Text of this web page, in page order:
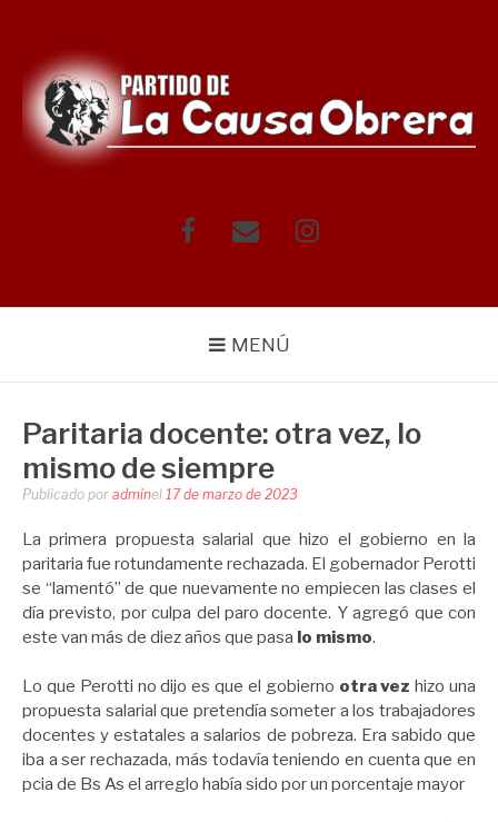
contenido
FacebookCorreo Instagram
MENÚ
Paritaria docente: otra vez, lo
mismo de siempre
Publicado por adminel 17 de marzo de 2023
La primera propuesta salarial que hizo el gobierno en la
paritaria fue rotundamente rechazada. El gobernador Perotti
se “lamentó” de que nuevamente no empiecen las clases el
día previsto, por culpa del paro docente. Y agregó que con
este van más de diez años que pasa lo mismo.
Lo que Perotti no dijo es que el gobierno otra vez hizo una
propuesta salarial que pretendía someter a los trabajadores
docentes y estatales a salarios de pobreza. Era sabido que
iba a ser rechazada, más todavía teniendo en cuenta que en
pcia de Bs As el arreglo había sido por un porcentaje mayor